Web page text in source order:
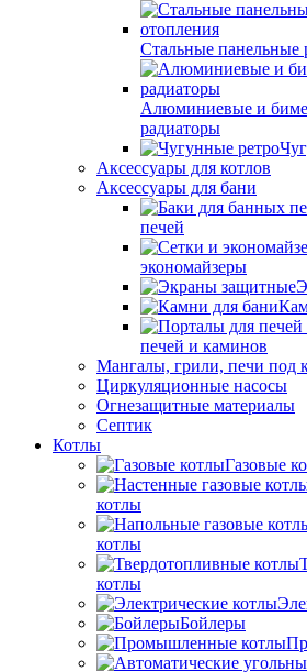
Стальные панельные
Алюминиевые и
радиаторы
Аксессуары для котлов
Аксессуары для бани
печей
экономайзеры
печей и каминов
Мангалы, грили, печи под
Циркуляционные насосы
Огнезащитные материалы
Септик
Котлы
Газовые
котлы
котлы
котлы
Бойлеры